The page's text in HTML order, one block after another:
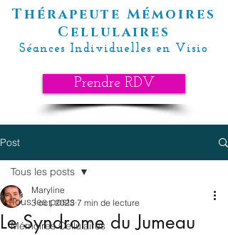
Thérapeute Mémoires
Cellulaires
Séances Individuelles en Visio
Prendre RDV
Post
Tous les posts
Mémoires Cellulaires
Tous les posts
Le Syndrome du Jumeau
Maryline
3 oct. 2023 7 min de lecture